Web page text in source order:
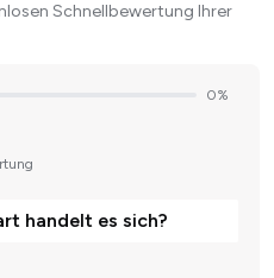
Schnellbewertung Ihrer